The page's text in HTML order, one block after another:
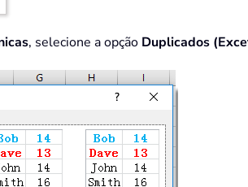
, selecione a opção Duplicados